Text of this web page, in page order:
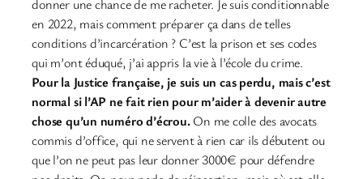
donner une chance de me racheter. Je suis conditionnable
en 2022, mais comment préparer ça dans de telles
conditions d’incarcération ? C’est la prison et ses codes
qui m’ont éduqué, j’ai appris la vie à l’école du crime.
Pour la Justice française, je suis un cas perdu, mais c’est
normal si l’AP ne fait rien pour m’aider à devenir autre
chose qu’un numéro d’écrou.On me colle des avocats
commis d’office, qui ne servent à rien car ils débutent ou
que l’on ne peut pas leur donner 3000€ pour défendre